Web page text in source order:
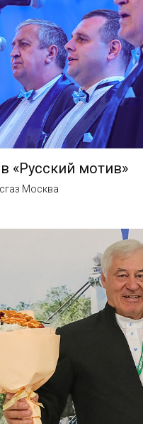
«Русский мотив»
Москва